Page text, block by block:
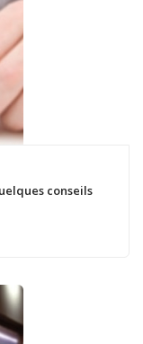
conseils